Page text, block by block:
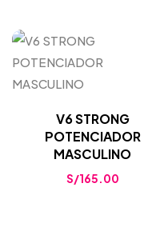
V6 STRONG
POTENCIADOR
MASCULINO
S/165.00